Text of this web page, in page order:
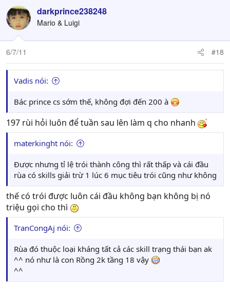
darkprince238248
Mario & Luigi
6/7/11 #18
Vadis nói:
Bác prince cs sớm thế, không đợi đến 200 à
197 rùi hỏi luôn để tuần sau lên làm q cho nhanh
materkinght nói:
Được nhưng tỉ lệ trói thành công thì rất thấp và cái đầu
rùa có skills giải trừ 1 lúc 6 mục tiêu trói cũng như không
thế có trói được luôn cái đầu không bạn không bị nó
triệu gọi cho thì
TranCongAj nói:
Rùa đó thuộc loại kháng tất cả các skill trạng thái bạn ak
^^ nó như là con Rồng 2k tầng 18 vậy
^^